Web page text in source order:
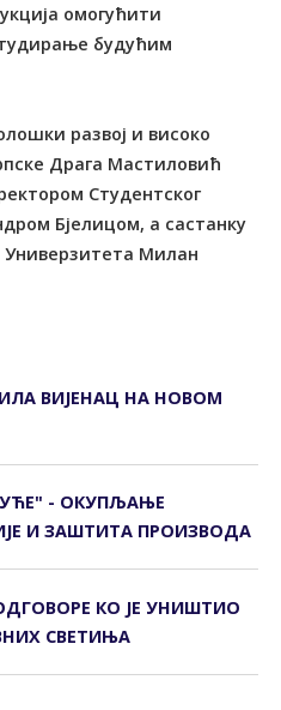
омогућити
будућим
развој и високо
Драга Мастиловић
Студентског
Бјелицом, а састанку
Универзитета Милан
ВИЈЕНАЦ НА НОВОМ
- ОКУПЉАЊЕ
И ЗАШТИТА ПРОИЗВОДА
КО ЈЕ УНИШТИО
СВЕТИЊА